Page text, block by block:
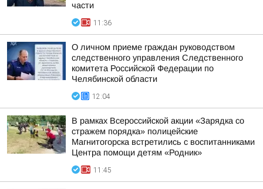
части
11:36
О личном приеме граждан руководством
следственного управления Следственного
комитета Российской Федерации по
Челябинской области
12:04
В рамках Всероссийской акции «Зарядка со
стражем порядка» полицейские
Магнитогорска встретились с воспитанниками
Центра помощи детям «Родник»
11:45